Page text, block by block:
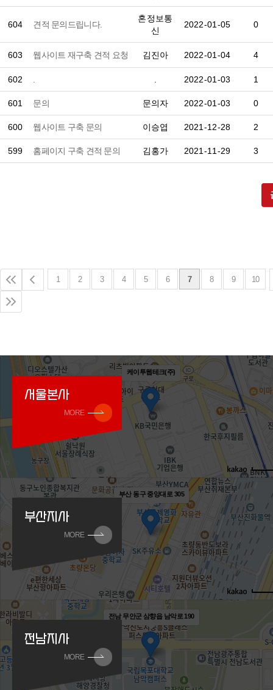
604 견적 문의드립니다.
혼정보통
신
2022-01-05 0
603 웹사이트 재구축 견적 요청 김진아 2022-01-04 4
602 2022-01-03 1
601 문의 문의자 2022-01-03 0
600 웹사이트 구축 문의 이승엽 2021-12-28 2
599 홈페이지 구축 견적 문의 김홍가 2021-11-29 3
1 2 3 4 5 6 7 8 9 10
케이투웹테크(주)
서울본사
MORE
부산 동구 중앙대로 305
부산지사
MORE
전남 무안군 삼향읍 남악로 190
전남지사
MORE